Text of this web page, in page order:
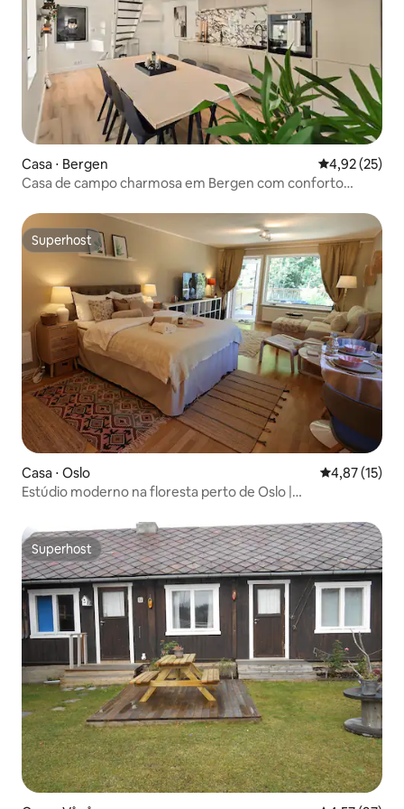
Casa ⋅ Bergen 4,92 de uma
4,92 (25)
Casa de campo charmosa em Bergen com conforto
Superhost
Superhost
Casa ⋅ Oslo 4,87 de uma
4,87 (15)
Estúdio moderno na floresta perto de Oslo |
Superhost
Superhost